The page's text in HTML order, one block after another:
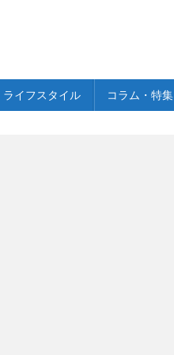
ライフスタイル コラム・特集